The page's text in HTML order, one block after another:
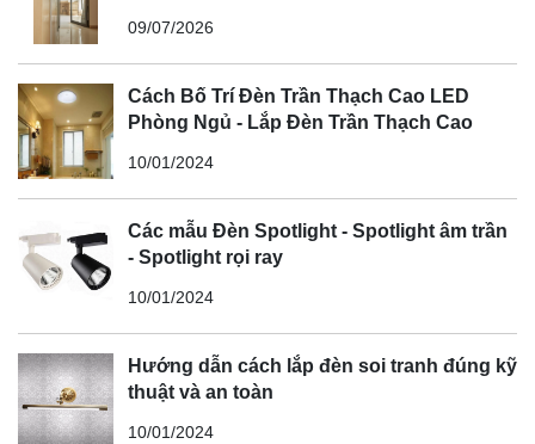
09/07/2026
Cách Bố Trí Đèn Trần Thạch Cao LED
Phòng Ngủ - Lắp Đèn Trần Thạch Cao
10/01/2024
Các mẫu Đèn Spotlight - Spotlight âm trần
- Spotlight rọi ray
10/01/2024
Hướng dẫn cách lắp đèn soi tranh đúng kỹ
thuật và an toàn
10/01/2024